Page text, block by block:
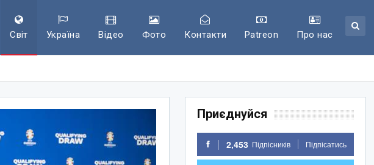
Світ Україна Відео Фото Контакти Patreon Про нас
Приєднуйся
2,453 Підпісників Підпісатись